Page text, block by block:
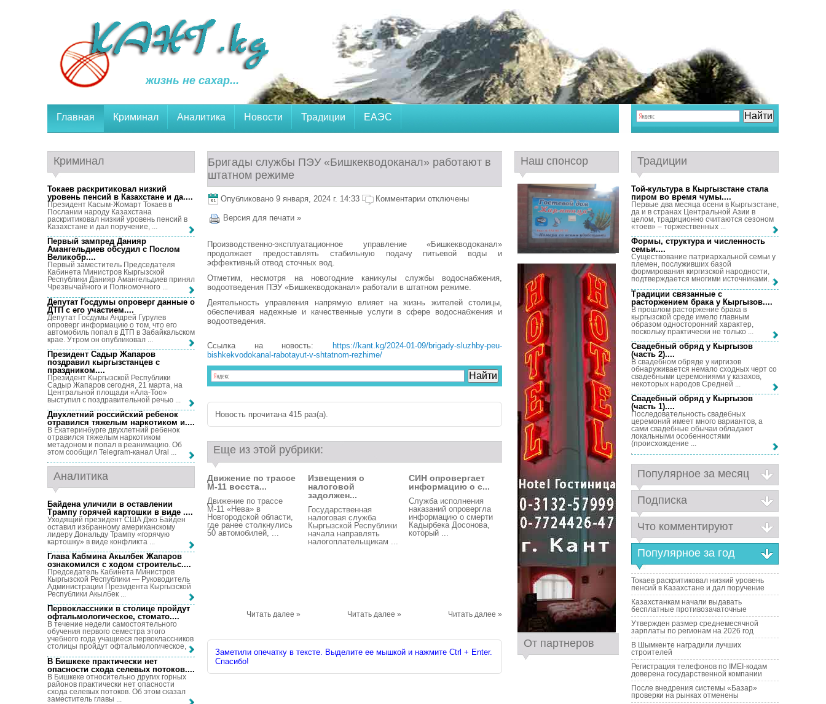
жизнь не сахар...
Главная Криминал Аналитика Новости Традиции ЕАЭС
Бригады службы ПЭУ «Бишкекводоканал» работают в
штатном режиме
Опубликовано 9 января, 2024 г. 14:33 Комментарии отключены
Версия для печати »
Производственно-эксплуатационное управление «Бишкекводоканал»
продолжает предоставлять стабильную подачу питьевой воды и
эффективный отвод сточных вод.
Отметим, несмотря на новогодние каникулы службы водоснабжения,
водоотведения ПЭУ «Бишкекводоканал» работали в штатном режиме.
Деятельность управления напрямую влияет на жизнь жителей столицы,
обеспечивая надежные и качественные услуги в сфере водоснабжения и
водоотведения.
Ссылка на новость:
https://kant.kg/2024-01-09/brigady-sluzhby-peu-
bishkekvodokanal-rabotayut-v-shtatnom-rezhime/
Новость прочитана 415 раз(a).
Еще из этой рубрики:
Движение по трассе
М-11 восста...
Движение по трассе
М-11 «Нева» в
Новгородской области,
где ранее столкнулись
50 автомобилей, ...
Читать далее »
Извещения о
налоговой
задолжен...
Государственная
налоговая служба
Кыргызской Республики
начала направлять
налогоплательщикам ...
Читать далее »
СИН опровергает
информацию о с...
Служба исполнения
наказаний опровергла
информацию о смерти
Кадырбека Досонова,
который ...
Читать далее »
Заметили опечатку в тексте. Выделите ее мышкой и нажмите Ctrl + Enter.
Спасибо!
Криминал
Токаев раскритиковал низкий
уровень пенсий в Казахстане и да....
Президент Касым-Жомарт Токаев в
Послании народу Казахстана
раскритиковал низкий уровень пенсий в
Казахстане и дал поручение, ...
Первый зампред Данияр
Амангельдиев обсудил с Послом
Великобр....
Первый заместитель Председателя
Кабинета Министров Кыргызской
Республики Данияр Амангельдиев принял
Чрезвычайного и Полномочного ...
Депутат Госдумы опроверг данные о
ДТП с его участием....
Депутат Госдумы Андрей Гурулев
опроверг информацию о том, что его
автомобиль попал в ДТП в Забайкальском
крае. Утром он опубликовал ...
Президент Садыр Жапаров
поздравил кыргызстанцев с
праздником....
Президент Кыргызской Республики
Садыр Жапаров сегодня, 21 марта, на
Центральной площади «Ала-Тоо»
выступил с поздравительной речью ...
Двухлетний российский ребенок
отравился тяжелым наркотиком и....
В Екатеринбурге двухлетний ребенок
отравился тяжелым наркотиком
метадоном и попал в реанимацию. Об
этом сообщил Telegram-канал Ural ...
Аналитика
Байдена уличили в оставлении
Трампу горячей картошки в виде ....
Уходящий президент США Джо Байден
оставил избранному американскому
лидеру Дональду Трампу «горячую
картошку» в виде конфликта ...
Глава Кабмина Акылбек Жапаров
ознакомился с ходом строительс....
Председатель Кабинета Министров
Кыргызской Республики — Руководитель
Администрации Президента Кыргызской
Республики Акылбек ...
Первоклассники в столице пройдут
офтальмологическое, стомато....
В течение недели самостоятельного
обучения первого семестра этого
учебного года учащиеся первоклассников
столицы пройдут офтальмологическое, ...
В Бишкеке практически нет
опасности схода селевых потоков....
В Бишкеке относительно других горных
районов практически нет опасности
схода селевых потоков. Об этом сказал
заместитель главы ...
Наш спонсор
От партнеров
Традиции
Той-культура в Кыргызстане стала
пиром во время чумы....
Первые два месяца осени в Кыргызстане,
да и в странах Центральной Азии в
целом, традиционно считаются сезоном
«тоев» – торжественных ...
Формы, структура и численность
семьи....
Существование патриархальной семьи у
племен, послуживших базой
формирования киргизской народности,
подтверждается многими источниками. ...
Традиции связанные с
расторжением брака у Кыргызов....
В прошлом расторжение брака в
кыргызской среде имело главным
образом односторонний характер,
поскольку практически не только ...
Свадебный обряд у Кыргызов
(часть 2)....
В свадебном обряде у киргизов
обнаруживается немало сходных черт со
свадебными церемониями у казахов,
некоторых народов Средней ...
Свадебный обряд у Кыргызов
(часть 1)....
Последовательность свадебных
церемоний имеет много вариантов, а
сами свадебные обычаи обладают
локальными особенностями
(происхождение ...
Популярное за месяц
Подписка
Что комментируют
Популярное за год
Токаев раскритиковал низкий уровень
пенсий в Казахстане и дал поручение
Казахстанкам начали выдавать
бесплатные противозачаточные
Утвержден размер среднемесячной
зарплаты по регионам на 2026 год
В Шымкенте наградили лучших
строителей
Регистрация телефонов по IMEI-кодам
доверена государственной компании
После внедрения системы «Базар»
проверки на рынках отменены